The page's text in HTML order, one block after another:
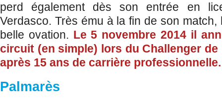
perd également dès son entrée en
Verdasco. Très ému à la fin de son
belle ovation. Le 5 novembre 2014 il
circuit (en simple) lors du Challenger
après 15 ans de carrière
Palmarès